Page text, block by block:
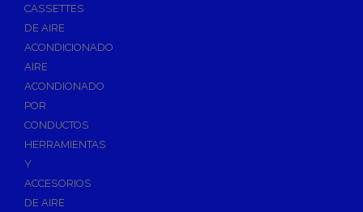
Cisternas Empotradas
Seguridad en el Baño
Wellness
Calefacción y A.C.S
Accesorios de Calefacción
Vasos de Expansión
Termometros
CASSETTES
DE AIRE
ACONDICIONADO
AIRE
ACONDIONADO
POR
CONDUCTOS
HERRAMIENTAS
Y
ACCESORIOS
DE AIRE